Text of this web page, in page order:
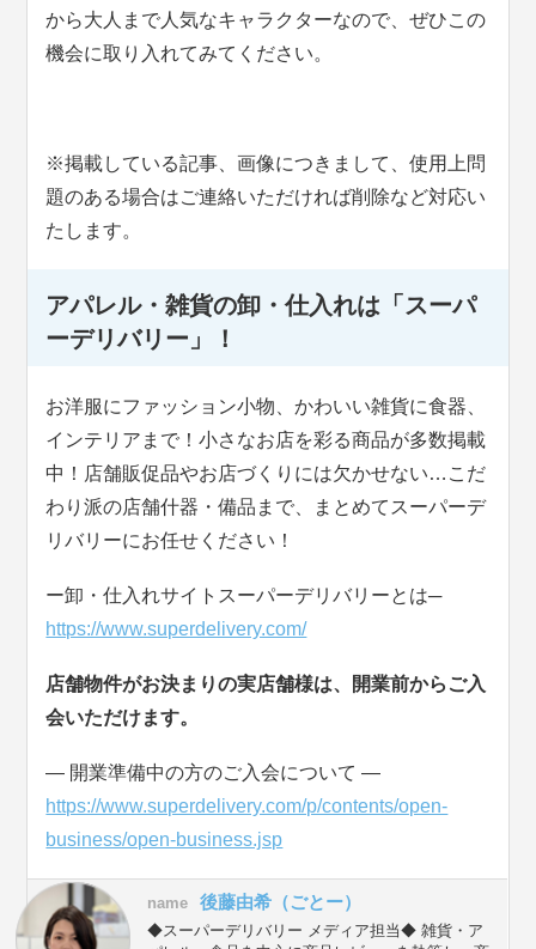
から大人まで人気なキャラクターなので、ぜひこの
機会に取り入れてみてください。
※掲載している記事、画像につきまして、使用上問
題のある場合はご連絡いただければ削除など対応い
たします。
アパレル・雑貨の卸・仕入れは「スーパ
ーデリバリー」！
お洋服にファッション小物、かわいい雑貨に食器、
インテリアまで！小さなお店を彩る商品が多数掲載
中！店舗販促品やお店づくりには欠かせない…こだ
わり派の店舗什器・備品まで、まとめてスーパーデ
リバリーにお任せください！
ー卸・仕入れサイトスーパーデリバリーとは─
https://www.superdelivery.com/
店舗物件がお決まりの実店舗様は、開業前からご入
会いただけます。
― 開業準備中の方のご入会について ―
https://www.superdelivery.com/p/contents/open-
business/open-business.jsp
name 後藤由希（ごとー）
◆スーパーデリバリー メディア担当◆ 雑貨・ア